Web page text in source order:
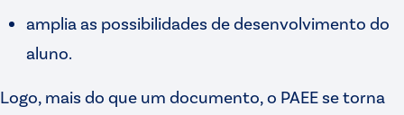
amplia as possibilidades de desenvolvimento do
aluno.
Logo, mais do que um documento, o PAEE se torna